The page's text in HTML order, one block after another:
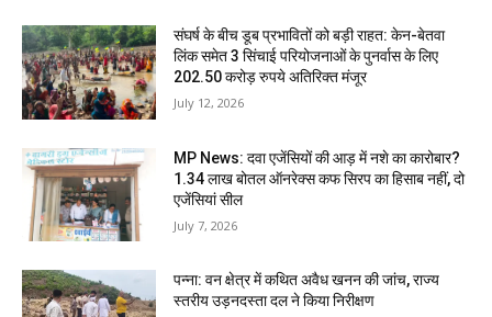
संघर्ष के बीच डूब प्रभावितों को बड़ी राहत: केन-बेतवा
लिंक समेत 3 सिंचाई परियोजनाओं के पुनर्वास के लिए
202.50 करोड़ रुपये अतिरिक्त मंजूर
July 12, 2026
MP News: दवा एजेंसियों की आड़ में नशे का कारोबार?
1.34 लाख बोतल ऑनरेक्स कफ सिरप का हिसाब नहीं, दो
एजेंसियां सील
July 7, 2026
पन्ना: वन क्षेत्र में कथित अवैध खनन की जांच, राज्य
स्तरीय उड़नदस्ता दल ने किया निरीक्षण